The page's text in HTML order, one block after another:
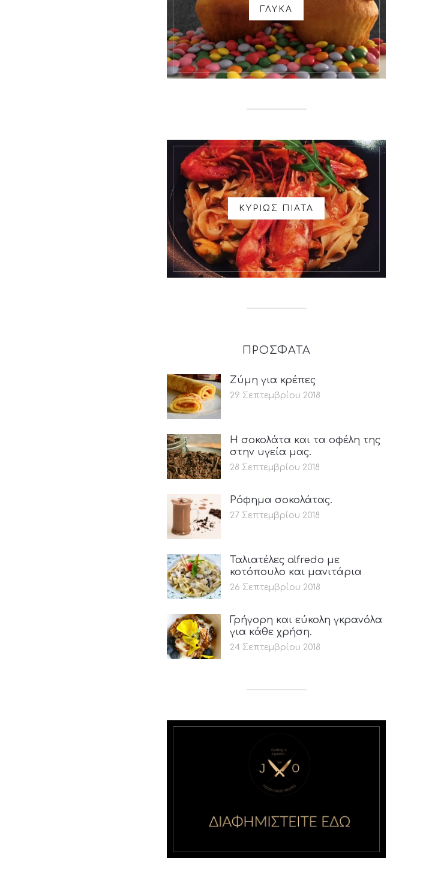
ΓΛΥΚΑ
ΚΥΡΙΩΣ ΠΙΑΤΑ
ΠΡΟΣΦΑΤΑ
Ζύμη για κρέπες
29 Σεπτεμβρίου 2018
Η σοκολάτα και τα οφέλη της
στην υγεία μας.
28 Σεπτεμβρίου 2018
Ρόφημα σοκολάτας.
27 Σεπτεμβρίου 2018
Ταλιατέλες alfredo με
κοτόπουλο και μανιτάρια
26 Σεπτεμβρίου 2018
Γρήγορη και εύκολη γκρανόλα
για κάθε χρήση.
24 Σεπτεμβρίου 2018